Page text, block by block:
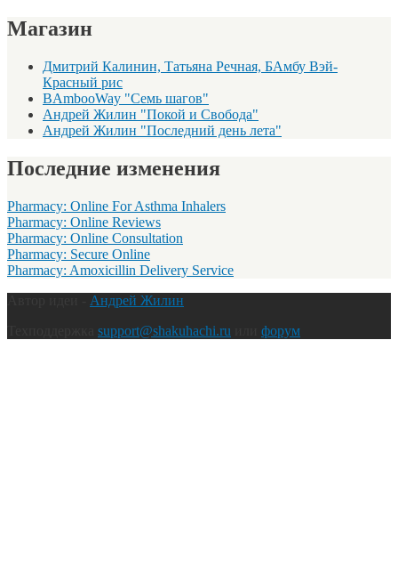
Магазин
Дмитрий Калинин, Татьяна Речная, БАмбу Вэй-
Красный рис
BAmbooWay "Семь шагов"
Андрей Жилин "Покой и Свобода"
Андрей Жилин "Последний день лета"
Последние изменения
Pharmacy: Online For Asthma Inhalers
Pharmacy: Online Reviews
Pharmacy: Online Consultation
Pharmacy: Secure Online
Pharmacy: Amoxicillin Delivery Service
Андрей Жилин
support@shakuhachi.ru форум